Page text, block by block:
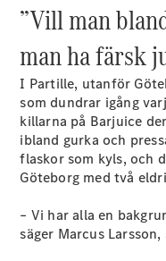
Elektriska
”Vill man
man ha färsk
I Partille, utanför
som dundrar igång
killarna på Barjuice
ibland gurka och
flaskor som kyls, och
Göteborg med två
– Vi har alla en
säger Marcus